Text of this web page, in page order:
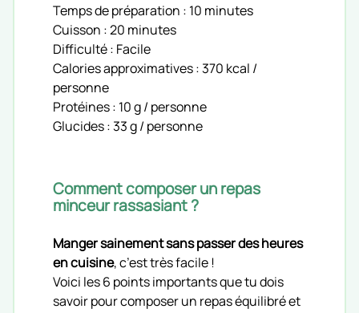
Temps de préparation : 10 minutes
Cuisson : 20 minutes
Difficulté : Facile
Calories approximatives : 370 kcal /
personne
Protéines : 10 g / personne
Glucides : 33 g / personne
Comment composer un repas
minceur rassasiant ?
Manger sainement sans passer des heures
en cuisine, c’est très facile !
Voici les 6 points importants que tu dois
savoir pour composer un repas équilibré et